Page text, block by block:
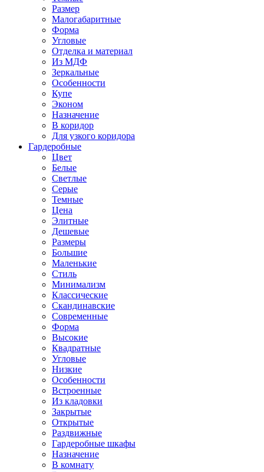
Размер
Малогабаритные
Форма
Угловые
Отделка и материал
Из МДФ
Зеркальные
Особенности
Купе
Эконом
Назначение
В коридор
Для узкого коридора
Гардеробные
Цвет
Белые
Светлые
Серые
Темные
Цена
Элитные
Дешевые
Размеры
Большие
Маленькие
Стиль
Минимализм
Классические
Скандинавские
Современные
Форма
Высокие
Квадратные
Угловые
Низкие
Особенности
Встроенные
Из кладовки
Закрытые
Открытые
Раздвижные
Гардеробные шкафы
Назначение
В комнату